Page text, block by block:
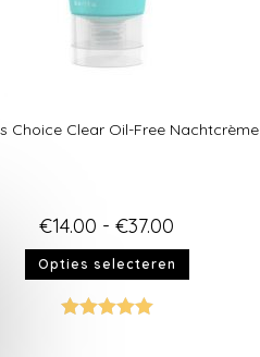
Choice Clear Oil-Free Nachtcrème
€14.00 - €37.00
Opties selecteren